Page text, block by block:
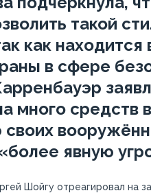
такой
как находится
в сфере
много средств в
явную
Шойгу отреагировал на